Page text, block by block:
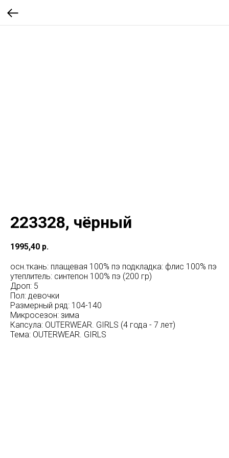
223328, чёрный
1995,40 р.
осн.ткань: плащевая 100% пэ подкладка: флис 100% пэ
утеплитель: синтепон 100% пэ (200 гр)
Дроп: 5
Пол: девочки
Размерный ряд: 104-140
Микросезон: зима
Капсула: OUTERWEAR. GIRLS (4 года - 7 лет)
Тема: OUTERWEAR. GIRLS